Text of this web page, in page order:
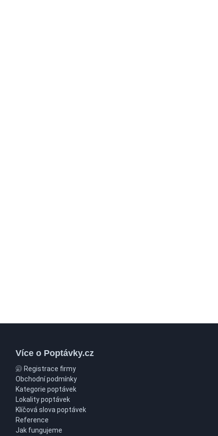
Více o Poptávky.cz
Registrace firmy
Obchodní podmínky
Kategorie poptávek
Lokality poptávek
Klíčová slova poptávek
Reference
Jak fungujeme